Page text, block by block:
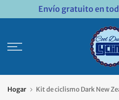
Envío gratuito en
Hogar Kit de ciclismo Dark New